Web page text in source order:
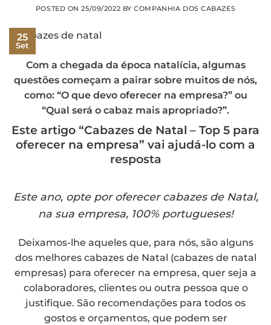
POSTED ON25/09/2022 BYCOMPANHIA DOS CABAZES
25
Set
Com a chegada da época natalícia, algumas
questões começam a pairar sobre muitos de nós,
como: “O que devo oferecer na empresa?” ou
“Qual será o cabaz mais apropriado?”.
Este artigo “Cabazes de Natal – Top 5 para
oferecer na empresa” vai ajudá-lo com a
resposta
Este ano, opte por oferecer cabazes de Natal,
na sua empresa, 100% portugueses!
Deixamos-lhe aqueles que, para nós, são alguns
dos melhores cabazes de Natal (cabazes de natal
empresas) para oferecer na empresa, quer seja a
colaboradores, clientes ou outra pessoa que o
justifique. São recomendações para todos os
gostos e orçamentos, que podem ser